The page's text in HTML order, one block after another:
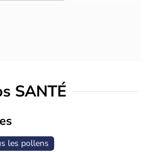
SANTÉ
les pollens